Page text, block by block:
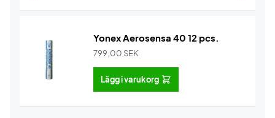
Yonex Aerosensa 40 12 pcs.
799,00 SEK
Lägg i varukorg